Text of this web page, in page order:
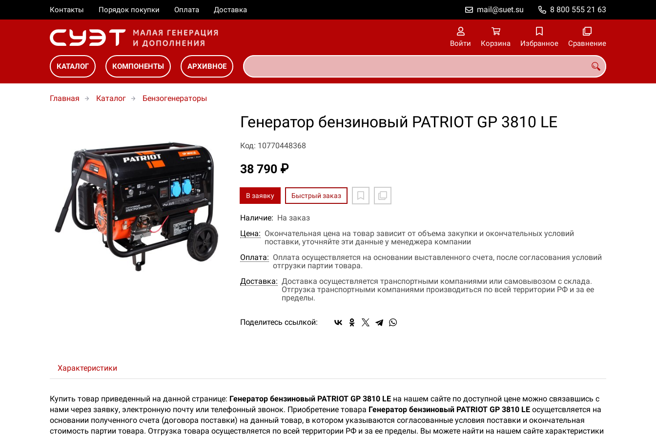
Контакты Порядок покупки Оплата Доставка 8 800 555 21 63
mail@suet.su
Войти Корзина Избранное Сравнение
КАТАЛОГ КОМПОНЕНТЫ АРХИВНОЕ
Главная Каталог Бензогенераторы
Генератор бензиновый PATRIOT GP 3810 LE
Код: 10770448368
38 790 ₽
В заявку Быстрый заказ
Наличие: На заказ
Цена: Окончательная цена на товар зависит от объема закупки и окончательных условий
поставки, уточняйте эти данные у менеджера компании
Оплата: Оплата осуществляется на основании выставленного счета, после согласования условий
отгрузки партии товара.
Доставка: Доставка осуществляется транспортными компаниями или самовывозом с склада.
Отгрузка транспортными компаниями производиться по всей территории РФ и за ее
пределы.
Поделитесь ссылкой:
Характеристики
Купить товар приведенный на данной странице: Генератор бензиновый PATRIOT GP 3810 LE на нашем сайте по доступной цене можно связавшись с
нами через заявку, электронную почту или телефонный звонок. Приобретение товара Генератор бензиновый PATRIOT GP 3810 LE осущетсвляется на
основании полученного счета (договора поставки) на данный товар, в котором указываются согласованные условия поставки и окончательная
стоимость партии товара. Отгрузка товара осуществляется по всей территории РФ и за ее пределы. Вы можете найти на нашем сайте характеристики